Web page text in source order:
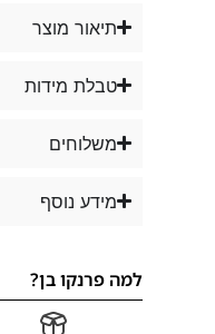
תיאור מוצר
טבלת מידות
משלוחים
מידע נוסף
למה פרנקו בן?